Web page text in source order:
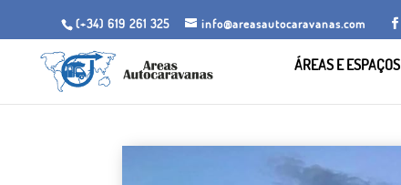
(+34) 619 261 325 info@areasautocaravanas.com
ÁREAS E ESPAÇOS